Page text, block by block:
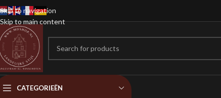
Skip to navigation
Skip to main content
CATEGORIEËN